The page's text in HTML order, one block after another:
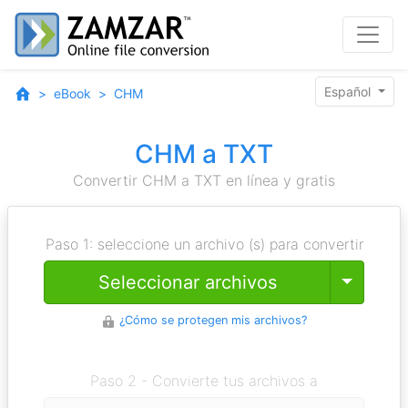
eBook CHM Español
CHM a TXT
Convertir CHM a TXT en línea y gratis
Paso 1: seleccione un archivo (s) para convertir
Seleccionar archivos Toggle
¿Cómo se protegen mis archivos?
Paso 2 - Convierte tus archivos a